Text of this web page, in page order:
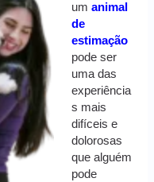
umanimal
de
estimação
pode ser
uma das
experiência
s mais
difíceis e
dolorosas
que alguém
pode